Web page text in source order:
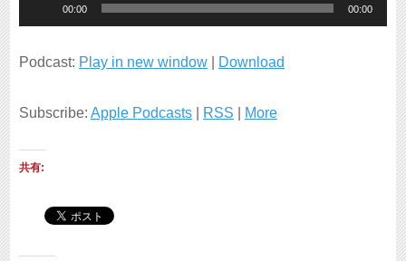
プ
ー
ヤ
ー
00:00 00:00
Podcast: Play in new window Download
Subscribe: Apple Podcasts RSS More
共有: